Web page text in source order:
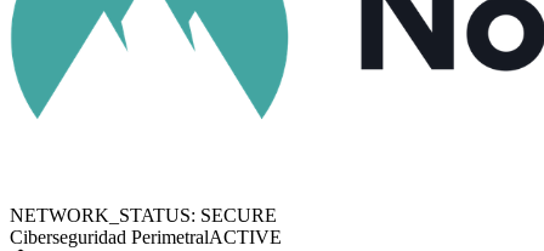
NETWORK_STATUS: SECURE
Ciberseguridad PerimetralACTIVE